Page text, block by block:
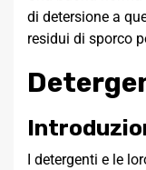
di detersione a
residui di sporco
I detergenti e le